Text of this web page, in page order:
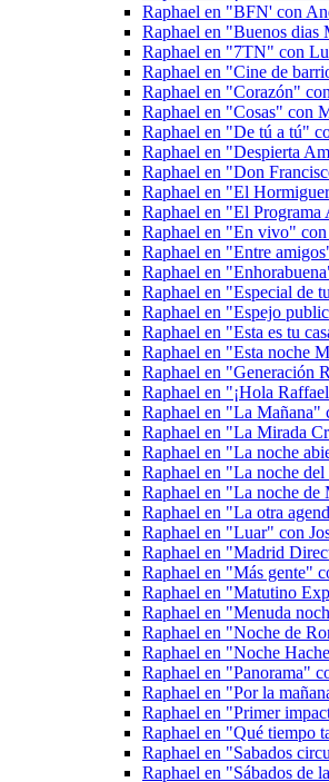
Raphael en "BFN' con
Raphael en "Buenos
Raphael en "7TN" con
Raphael en "Cine de
Raphael en "Corazón"
Raphael en "Cosas" con
Raphael en "De tú a tú"
Raphael en "Despierta
Raphael en "Don
Raphael en "El
Raphael en "El Programa
Raphael en "En vivo"
Raphael en "Entre
Raphael en
Raphael en "Especial de
Raphael en "Espejo
Raphael en "Esta es tu
Raphael en "Esta noche
Raphael en "Generación
Raphael en "¡Hola
Raphael en "La Mañana"
Raphael en "La Mirada
Raphael en "La noche
Raphael en "La noche
Raphael en "La noche
Raphael en "La otra
Raphael en "Luar" con
Raphael en "Madrid
Raphael en "Más gente"
Raphael en "Matutino
Raphael en "Menuda
Raphael en "Noche de
Raphael en "Noche
Raphael en "Panorama"
Raphael en "Por la
Raphael en "Primer
Raphael en "Qué tiempo
Raphael en "Sabados
Raphael en "Sábados de